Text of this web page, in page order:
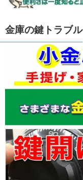
金庫の鍵トラブル